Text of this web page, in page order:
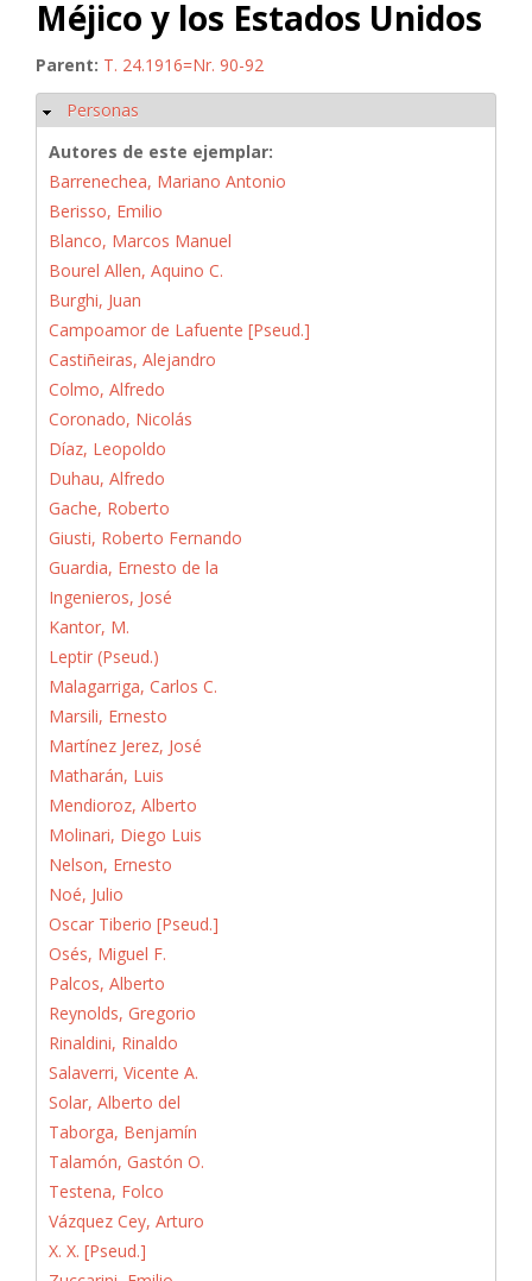
Méjico y los Estados Unidos
Parent: T. 24.1916=Nr. 90-92
Ocultar
Personas
Autores de este ejemplar:
Barrenechea, Mariano Antonio
Berisso, Emilio
Blanco, Marcos Manuel
Bourel Allen, Aquino C.
Burghi, Juan
Campoamor de Lafuente [Pseud.]
Castiñeiras, Alejandro
Colmo, Alfredo
Coronado, Nicolás
Díaz, Leopoldo
Duhau, Alfredo
Gache, Roberto
Giusti, Roberto Fernando
Guardia, Ernesto de la
Ingenieros, José
Kantor, M.
Leptir (Pseud.)
Malagarriga, Carlos C.
Marsili, Ernesto
Martínez Jerez, José
Matharán, Luis
Mendioroz, Alberto
Molinari, Diego Luis
Nelson, Ernesto
Noé, Julio
Oscar Tiberio [Pseud.]
Osés, Miguel F.
Palcos, Alberto
Reynolds, Gregorio
Rinaldini, Rinaldo
Salaverri, Vicente A.
Solar, Alberto del
Taborga, Benjamín
Talamón, Gastón O.
Testena, Folco
Vázquez Cey, Arturo
X. X. [Pseud.]